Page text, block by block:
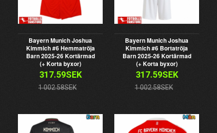
Bayern Munich Joshua
Kimmich #6 Hemmatröja
Barn 2025-26 Kortärmad
(+ Korta byxor)
317.59SEK
1 002.58SEK
Bayern Munich Joshua
Kimmich #6 Bortatröja
Barn 2025-26 Kortärmad
(+ Korta byxor)
317.59SEK
1 002.58SEK